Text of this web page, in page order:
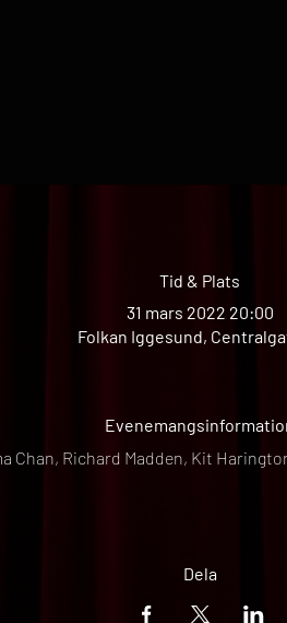
Tid & Plats
31 mars 2022 20:00
Folkan Iggesund,
Chan, Richard Madden, Kit
Dela